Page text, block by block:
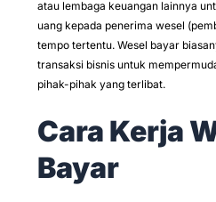
atau lembaga keuangan lainnya
uang kepada penerima wesel
tempo tertentu. Wesel bayar
transaksi bisnis untuk
pihak-pihak yang terlibat.
Cara Kerja
Bayar